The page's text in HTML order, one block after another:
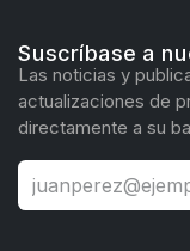
Suscríbase a
Las noticias y
actualizaciones de
directamente a su